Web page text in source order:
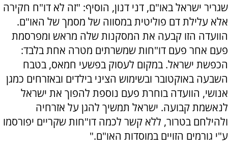
שגריר ישראל באו"ם, דני דנון, הוסיף: "זה לא דו"ח חקירה
אלא עלילת דם פוליטית במסווה של מסמך של האו"ם.
הוועדה הזו קבעה את המסקנות שלה מראש ומפרסמת
פעם אחר פעם דו"חות שמשרתים מטרה אחת בלבד:
הכפשת ישראל. במקום לעסוק בפשעי חמאס, בטבח
השבעה באוקטובר ובשימוש הציני בילדים ובאזרחים כמגן
אנושי, הוועדה בוחרת פעם נוספת להפוך את ישראל
לנאשמת קבועה. ישראל תמשיך להגן על אזרחיה
ולהילחם בטרור, ללא קשר לכמה דו"חות שקריים יפורסמו
ע"י גורמים הזויים במוסדות האו"ם."